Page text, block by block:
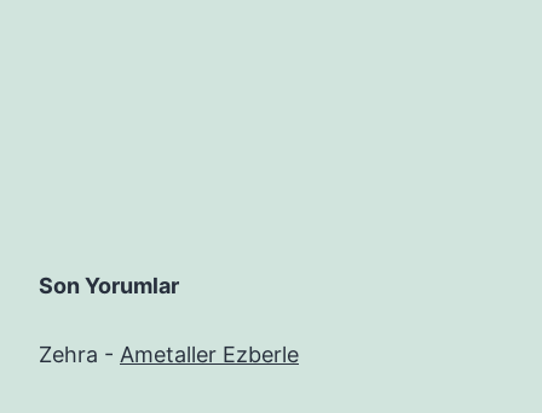
Son Yorumlar
Zehra - Ametaller Ezberle